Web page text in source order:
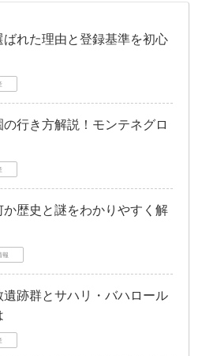
れた理由と登録基準を初心
の行き方解説！モンテネグロ
歴史と謎をわかりやすく解
報
跡群とサハリ・バハロール